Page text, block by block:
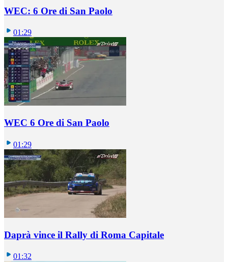
WEC: 6 Ore di San Paolo
01:29
WEC 6 Ore di San Paolo
01:29
Daprà vince il Rally di Roma Capitale
01:32